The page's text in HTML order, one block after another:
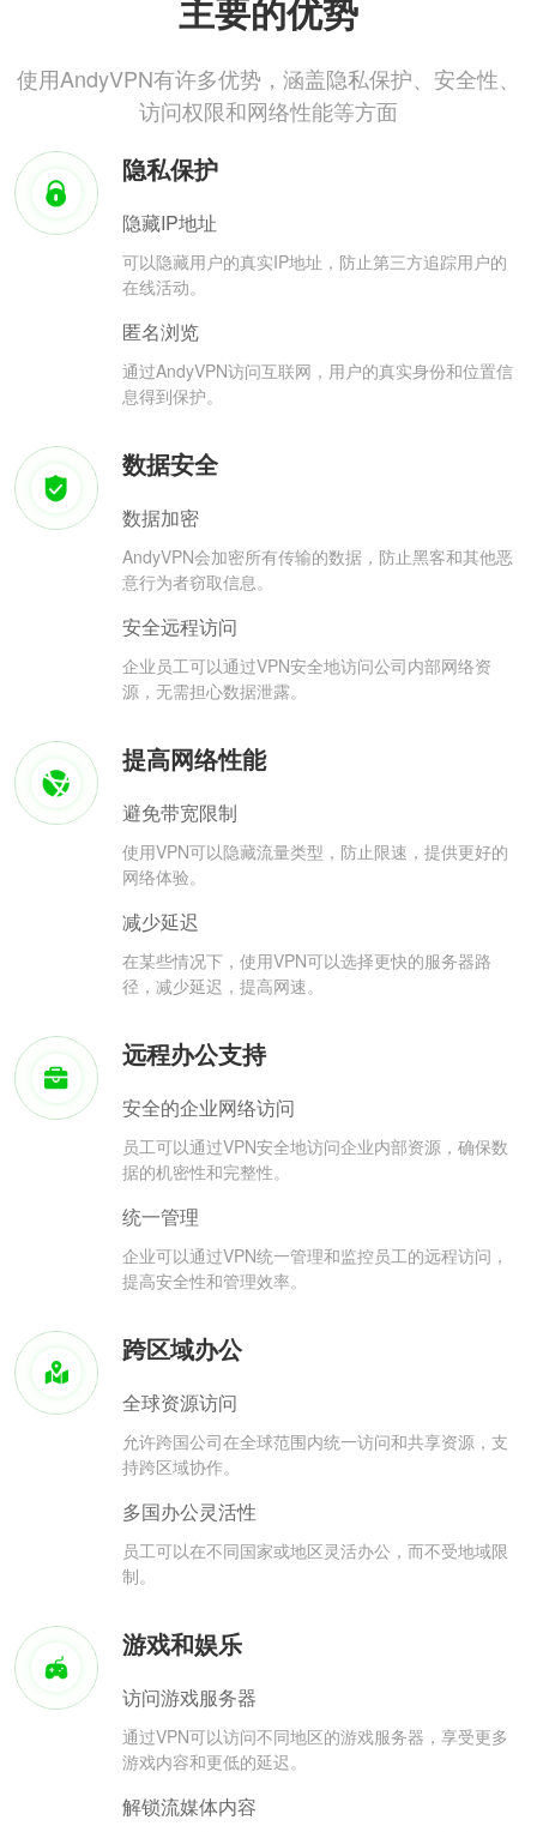
主要的优势
使用AndyVPN有许多优势，涵盖隐私保护、安全性、
访问权限和网络性能等方面
隐私保护
隐藏IP地址
可以隐藏用户的真实IP地址，防止第三方追踪用户的
在线活动。
匿名浏览
通过AndyVPN访问互联网，用户的真实身份和位置信
息得到保护。
数据安全
数据加密
AndyVPN会加密所有传输的数据，防止黑客和其他恶
意行为者窃取信息。
安全远程访问
企业员工可以通过VPN安全地访问公司内部网络资
源，无需担心数据泄露。
提高网络性能
避免带宽限制
使用VPN可以隐藏流量类型，防止限速，提供更好的
网络体验。
减少延迟
在某些情况下，使用VPN可以选择更快的服务器路
径，减少延迟，提高网速。
远程办公支持
安全的企业网络访问
员工可以通过VPN安全地访问企业内部资源，确保数
据的机密性和完整性。
统一管理
企业可以通过VPN统一管理和监控员工的远程访问，
提高安全性和管理效率。
跨区域办公
全球资源访问
允许跨国公司在全球范围内统一访问和共享资源，支
持跨区域协作。
多国办公灵活性
员工可以在不同国家或地区灵活办公，而不受地域限
制。
游戏和娱乐
访问游戏服务器
通过VPN可以访问不同地区的游戏服务器，享受更多
游戏内容和更低的延迟。
解锁流媒体内容